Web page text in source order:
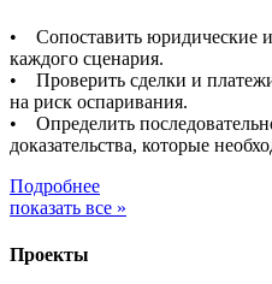
• Сопоставить юридические
каждого сценария.
• Проверить сделки и
на риск оспаривания.
• Определить
доказательства, которые
Подробнее
показать все »
Проекты